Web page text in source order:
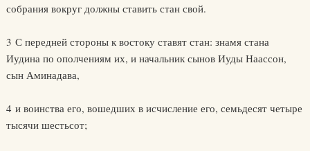
собрания вокруг должны ставить стан свой.
3 С передней стороны к востоку ставят стан: знамя стана
Иудина по ополчениям их, и начальник сынов Иуды Наассон,
сын Аминадава,
4 и воинства его, вошедших в исчисление его, семьдесят четыре
тысячи шестьсот;